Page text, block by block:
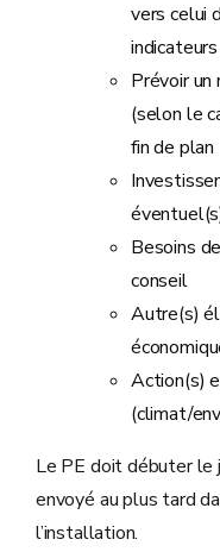
vers celui
Prévoir
(selon le
fin de plan
Besoins
conseil
Autre(s)
Action(s)
(climat/
Le PE doit débuter
envoyé au plus tard
l’installation.